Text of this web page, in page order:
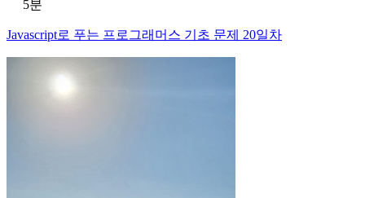
5분
Javascript로 푸는 프로그래머스 기초 문제 20일차